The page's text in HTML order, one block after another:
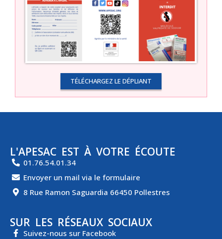
TÉLÉCHARGEZ LE DÉPLIANT
L'APESAC EST À VOTRE ÉCOUTE
01.76.54.01.34
Envoyer un mail via le formulaire
8 Rue Ramon Saguardia 66450 Pollestres
SUR LES RÉSEAUX SOCIAUX
Suivez-nous sur Facebook